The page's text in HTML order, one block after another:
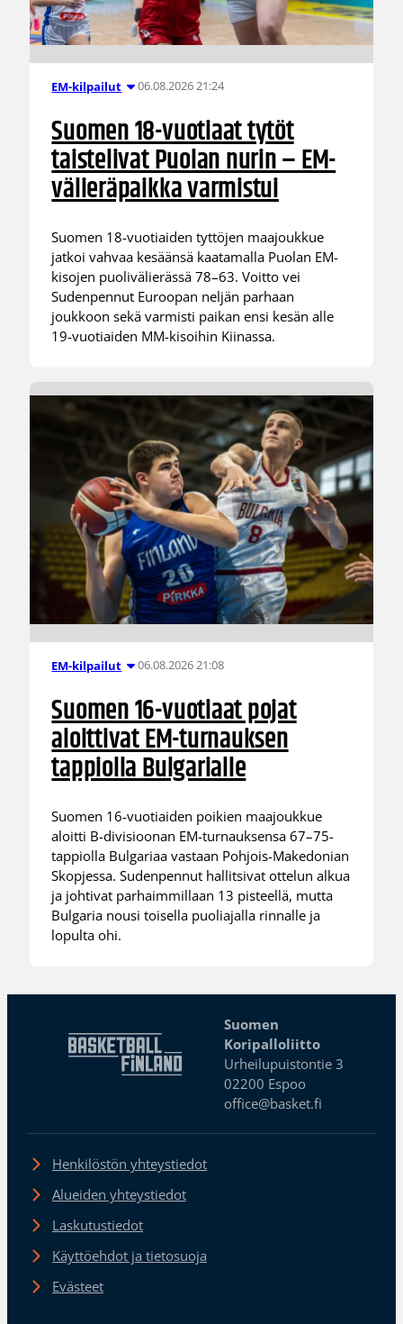
EM-kilpailut 06.08.2026 21:24
Suomen 18-vuotiaat tytöt
taistelivat Puolan nurin – EM-
välieräpaikka varmistui
Suomen 18-vuotiaiden tyttöjen maajoukkue
jatkoi vahvaa kesäänsä kaatamalla Puolan EM-
kisojen puolivälierässä 78–63. Voitto vei
Sudenpennut Euroopan neljän parhaan
joukkoon sekä varmisti paikan ensi kesän alle
19-vuotiaiden MM-kisoihin Kiinassa.
EM-kilpailut 06.08.2026 21:08
Suomen 16-vuotiaat pojat
aloittivat EM-turnauksen
tappiolla Bulgarialle
Suomen 16-vuotiaiden poikien maajoukkue
aloitti B-divisioonan EM-turnauksensa 67–75-
tappiolla Bulgariaa vastaan Pohjois-Makedonian
Skopjessa. Sudenpennut hallitsivat ottelun alkua
ja johtivat parhaimmillaan 13 pisteellä, mutta
Bulgaria nousi toisella puoliajalla rinnalle ja
lopulta ohi.
Suomen
Koripalloliitto
Urheilupuistontie 3
02200 Espoo
office@basket.fi
Henkilöstön yhteystiedot
Alueiden yhteystiedot
Laskutustiedot
Käyttöehdot ja tietosuoja
Evästeet